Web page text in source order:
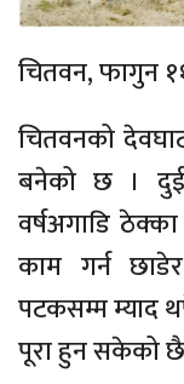
चितवन, फागुन
चितवनको
बनेको छ । दुई
वर्षअगाडि
काम गर्न
पटकसम्म म्याद
पूरा हुन सकेको